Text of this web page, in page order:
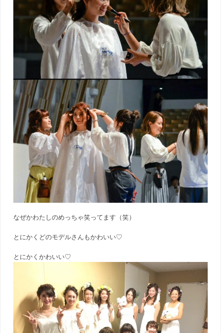
なぜかわたしのめっちゃ笑ってます（笑）
とにかくどのモデルさんもかわいい♡
とにかくかわいい♡